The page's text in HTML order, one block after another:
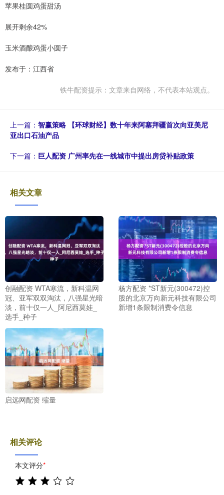
苹果桂圆鸡蛋甜汤
展开剩余42%
玉米酒酿鸡蛋小圆子
发布于：江西省
铁牛配资提示：文章来自网络，不代表本站观点。
上一篇： 智赢策略 【环球财经】数十年来阿塞拜疆首次向亚美尼
亚出口石油产品
下一篇： 巨人配资 广州率先在一线城市中提出房贷补贴政策
相关文章
创融配资 WTA寒流，新科温网
冠、亚军双双淘汰，八强星光暗
淡，前十仅一人_阿尼西莫娃_
选手_种子
杨方配资 *ST新元(300472)控
股的北京万向新元科技有限公司
新增1条限制消费令信息
启远网配资 缩量
相关评论
本文评分*